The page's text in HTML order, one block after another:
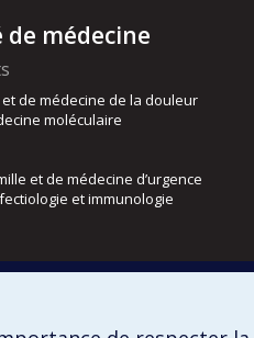
de médecine
de médecine de la douleur
moléculaire
et de médecine d’urgence
et immunologie